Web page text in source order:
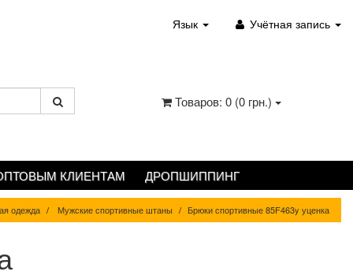
Язык Учётная запись
Товаров: 0 (0 грн.)
КЛИЕНТАМ ДРОПШИППИНГ
одежда Мужские спортивные штаны Брюки спортивные 85F463y уценка